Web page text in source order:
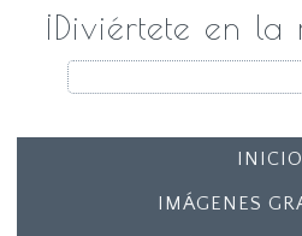
¡Diviértete en
INICIO
IMÁGENES